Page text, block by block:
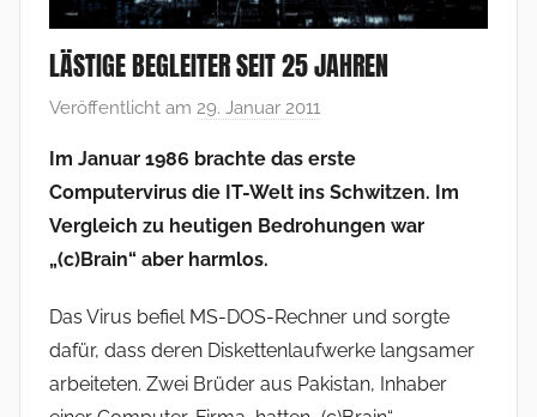
LÄSTIGE BEGLEITER SEIT 25 JAHREN
Veröffentlicht am 29. Januar 2011
n
F
r
k
V
o
Im Januar 1986 brachte das erste
Computervirus die IT-Welt ins Schwitzen. Im
Vergleich zu heutigen Bedrohungen war
„(c)Brain“ aber harmlos.
Das Virus befiel MS-DOS-Rechner und sorgte
dafür, dass deren Diskettenlaufwerke langsamer
arbeiteten. Zwei Brüder aus Pakistan, Inhaber